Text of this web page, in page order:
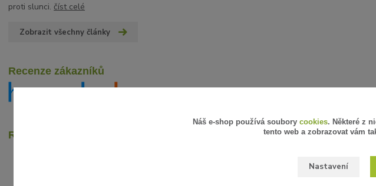
proti slunci.číst celé
Zobrazit všechny články
Recenze zákazníků
Rychlé online platby
Náš e-shop používá soubory cookies. Některé z
tento web a zobrazovat vám
Nastavení